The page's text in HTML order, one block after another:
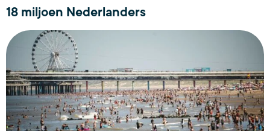
18 miljoen Nederlanders